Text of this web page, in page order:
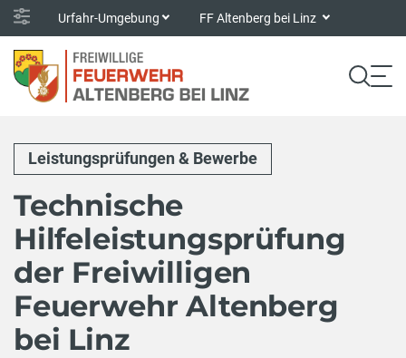
Urfahr-Umgebung FF Altenberg bei Linz
Leistungsprüfungen & Bewerbe
Technische
Hilfeleistungsprüfung
der Freiwilligen
Feuerwehr Altenberg
bei Linz